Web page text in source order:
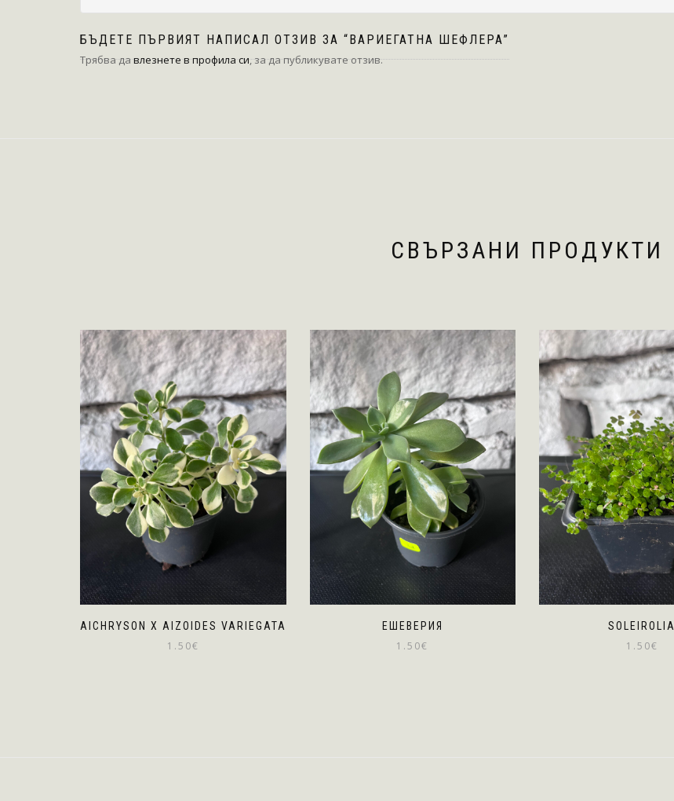
БЪДЕТЕ ПЪРВИЯТ НАПИСАЛ ОТЗИВ ЗА “ВАРИЕГАТНА ШЕФЛЕРА”
Трябва давлезнете в профила си, за да публикувате отзив.
СВЪРЗАНИ ПРОДУКТИ
AICHRYSON X AIZOIDES VARIEGATA
1.50€
ЕШЕВЕРИЯ
1.50€
SOLEIROLIA
1.50€